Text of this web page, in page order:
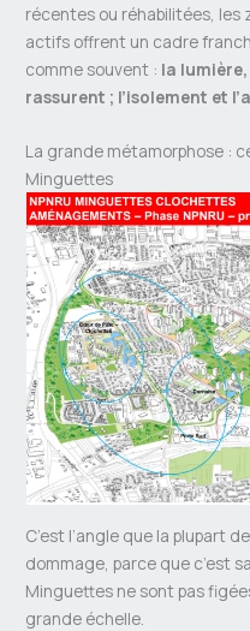
récentes ou réhabilitées, les
actifs offrent un cadre
comme souvent : la
rassurent ; l’isolement et
La grande métamorphose :
Minguettes
C’est l’angle que la plupart
dommage, parce que c’est
Minguettes ne sont pas
grande échelle.